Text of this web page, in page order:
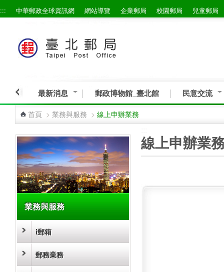
跳到主要內容區塊
::: 中華郵政全球資訊網 網站導覽 企業郵局 校園郵局 兒童郵局
最新消息 郵政博物館_臺北館 民意交流
首頁 > 業務與服務 > 線上申辦業務
業務與服務
i郵箱
郵務業務
線上申辦業